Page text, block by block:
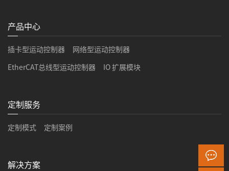
产品中心
插卡型运动控制器
网络型运动控制器
EtherCAT总线型运动控制器
IO 扩展模块
定制服务
定制模式 定制案例
解决方案